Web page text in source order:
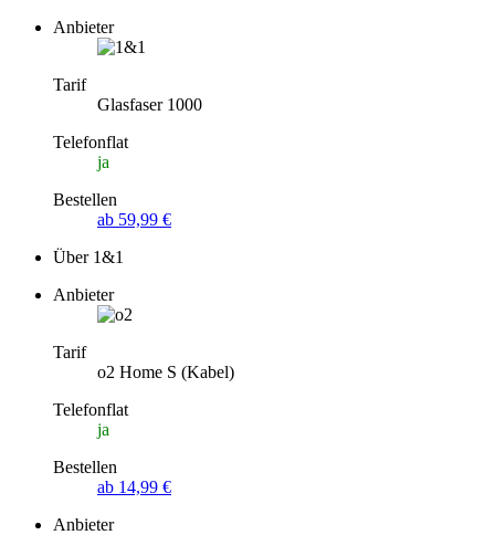
Anbieter
Tarif
Glasfaser 1000
Telefonflat
ja
Bestellen
ab 59,99 €
Über 1&1
Anbieter
Tarif
o2 Home S (Kabel)
Telefonflat
ja
Bestellen
ab 14,99 €
Anbieter